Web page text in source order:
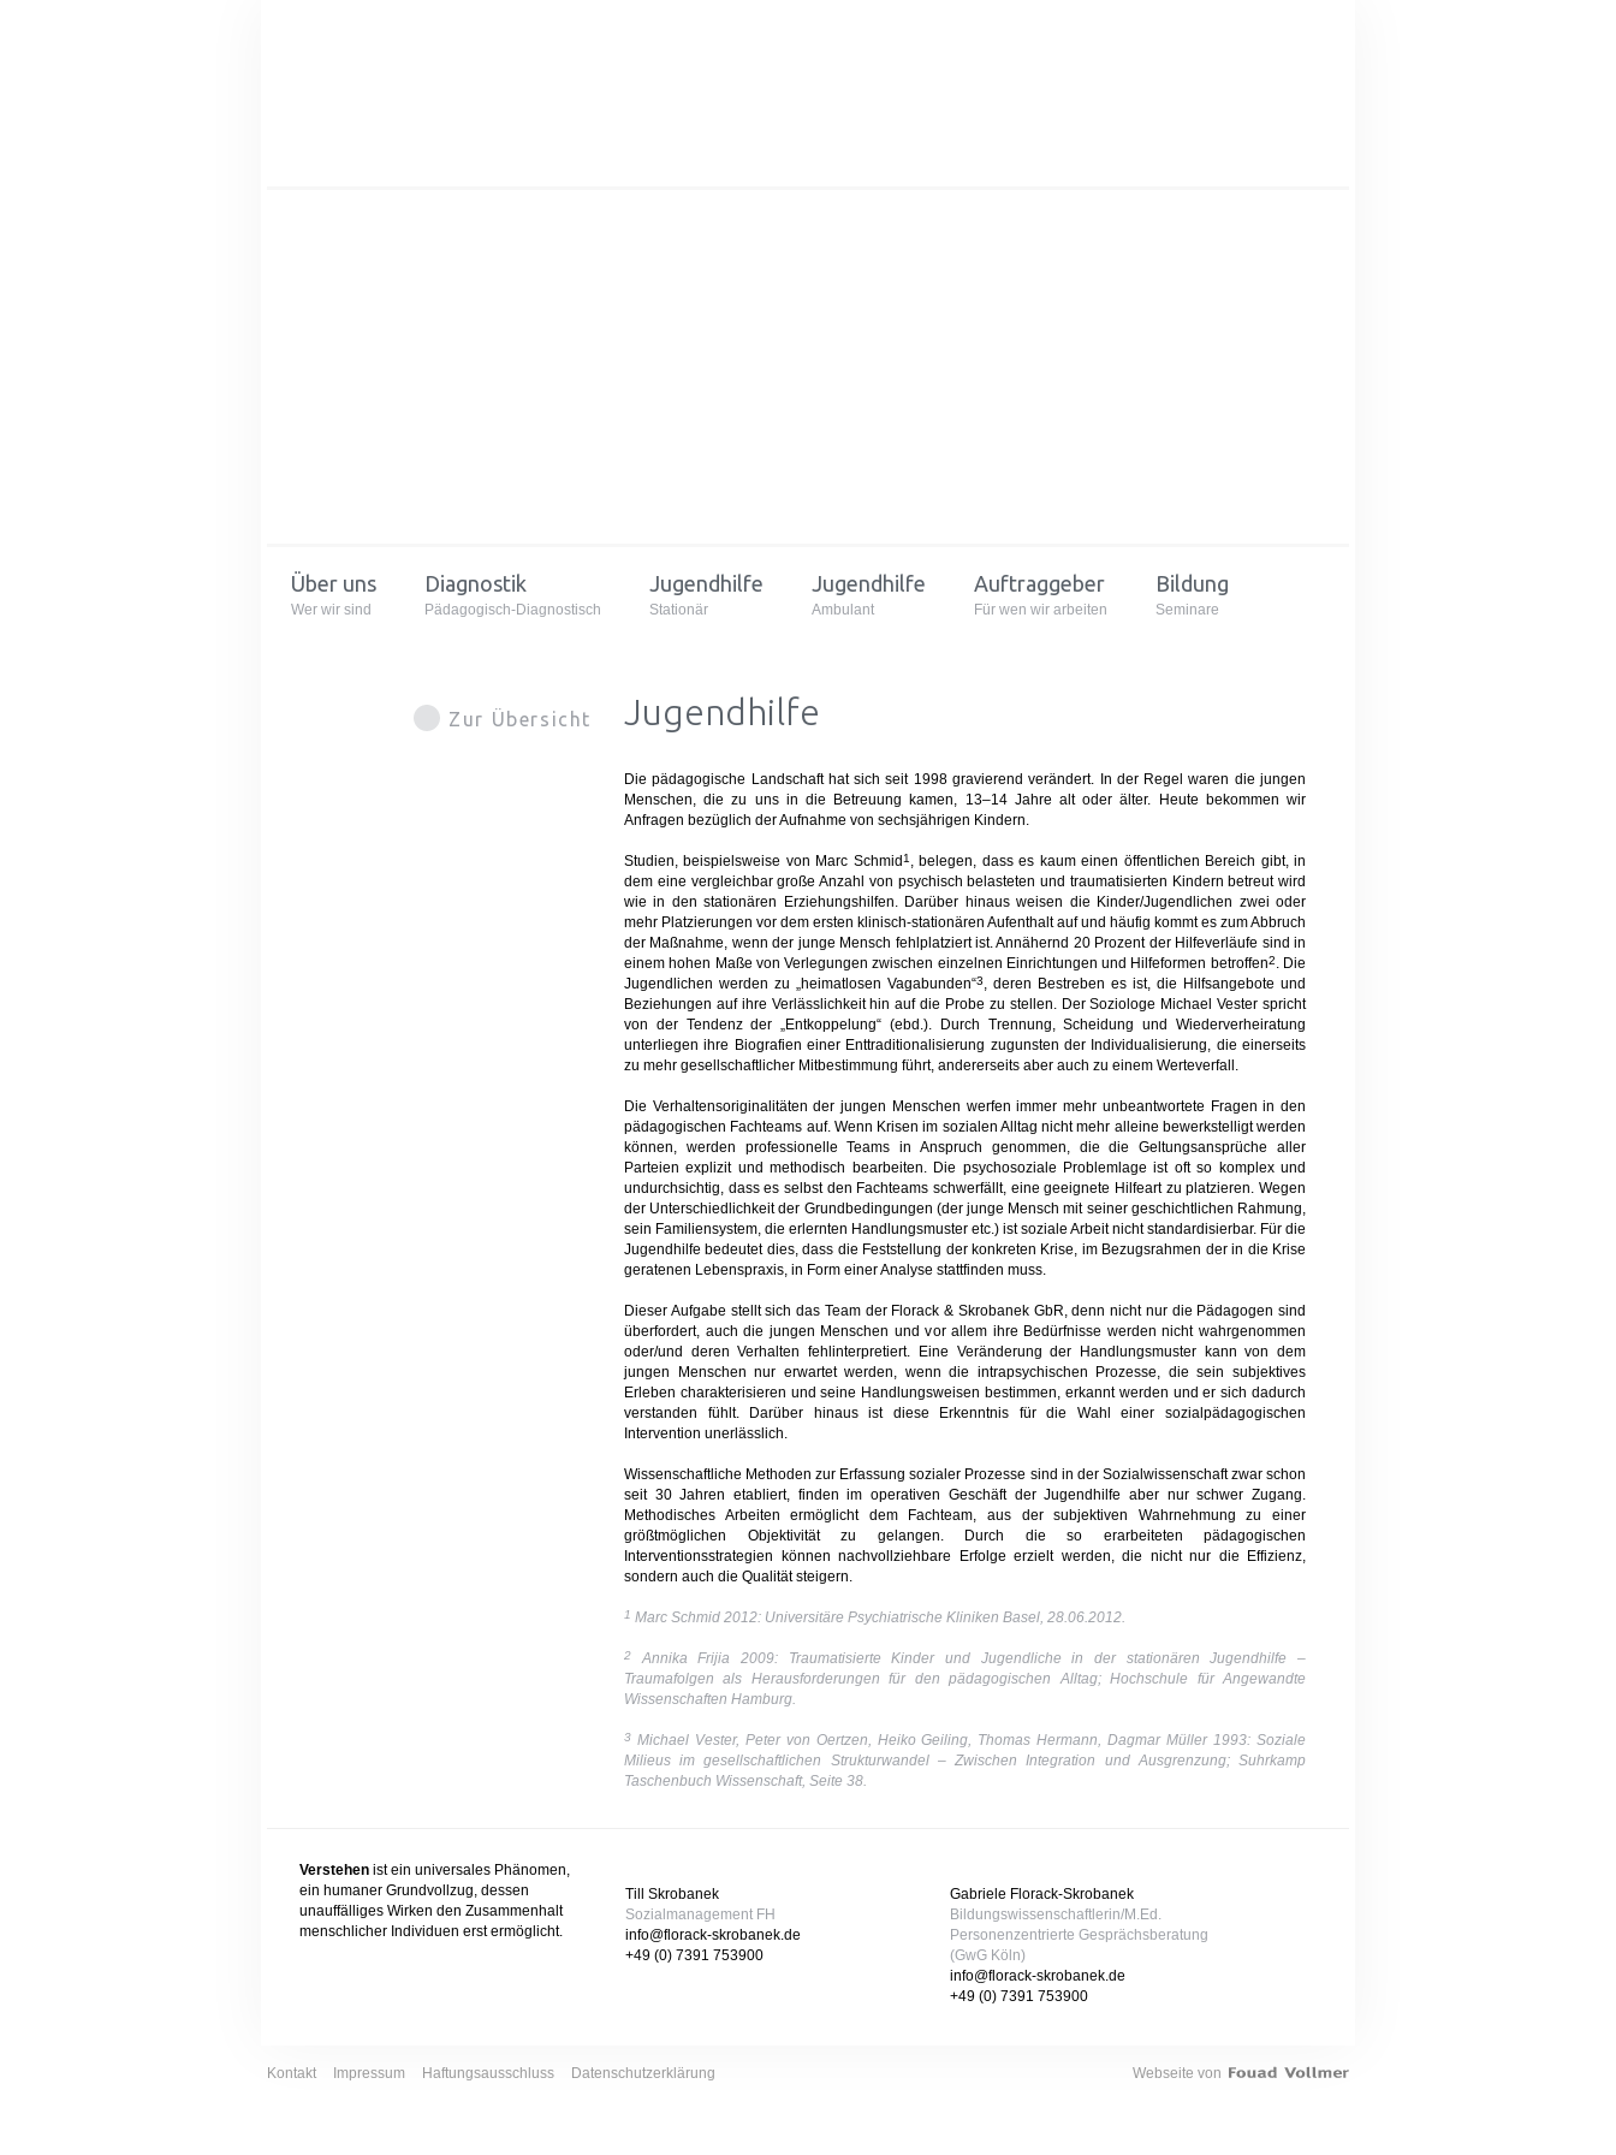
Über uns
Wer wir sind
Diagnostik
Pädagogisch-Diagnostisch
Jugendhilfe
Stationär
Jugendhilfe
Ambulant
Auftraggeber
Für wen wir arbeiten
Bildung
Seminare
Jugendhilfe
Zur Übersicht
Die pädagogische Landschaft hat sich seit 1998 gravierend verändert. In der Regel waren die jungen
Menschen, die zu uns in die Betreuung kamen, 13–14 Jahre alt oder älter. Heute bekommen wir
Anfragen bezüglich der Aufnahme von sechsjährigen Kindern.
Studien, beispielsweise von Marc Schmid 1 , belegen, dass es kaum einen öffentlichen Bereich gibt, in
dem eine vergleichbar große Anzahl von psychisch belasteten und traumatisierten Kindern betreut wird
wie in den stationären Erziehungshilfen. Darüber hinaus weisen die Kinder/Jugendlichen zwei oder
mehr Platzierungen vor dem ersten klinisch-stationären Aufenthalt auf und häufig kommt es zum Abbruch
der Maßnahme, wenn der junge Mensch fehlplatziert ist. Annähernd 20 Prozent der Hilfeverläufe sind in
einem hohen Maße von Verlegungen zwischen einzelnen Einrichtungen und Hilfeformen betroffen2. Die
Jugendlichen werden zu „heimatlosen Vagabunden“3, deren Bestreben es ist, die Hilfsangebote und
Beziehungen auf ihre Verlässlichkeit hin auf die Probe zu stellen. Der Soziologe Michael Vester spricht
von der Tendenz der „Entkoppelung“ (ebd.). Durch Trennung, Scheidung und Wiederverheiratung
unterliegen ihre Biografien einer Enttraditionalisierung zugunsten der Individualisierung, die einerseits
zu mehr gesellschaftlicher Mitbestimmung führt, andererseits aber auch zu einem Werteverfall.
Die Verhaltensoriginalitäten der jungen Menschen werfen immer mehr unbeantwortete Fragen in den
pädagogischen Fachteams auf. Wenn Krisen im sozialen Alltag nicht mehr alleine bewerkstelligt werden
können, werden professionelle Teams in Anspruch genommen, die die Geltungsansprüche aller
Parteien explizit und methodisch bearbeiten. Die psychosoziale Problemlage ist oft so komplex und
undurchsichtig, dass es selbst den Fachteams schwerfällt, eine geeignete Hilfeart zu platzieren. Wegen
der Unterschiedlichkeit der Grundbedingungen (der junge Mensch mit seiner geschichtlichen Rahmung,
sein Familiensystem, die erlernten Handlungsmuster etc.) ist soziale Arbeit nicht standardisierbar. Für die
Jugendhilfe bedeutet dies, dass die Feststellung der konkreten Krise, im Bezugsrahmen der in die Krise
geratenen Lebenspraxis, in Form einer Analyse stattfinden muss.
Dieser Aufgabe stellt sich das Team der Florack & Skrobanek GbR, denn nicht nur die Pädagogen sind
überfordert, auch die jungen Menschen und vor allem ihre Bedürfnisse werden nicht wahrgenommen
oder/und deren Verhalten fehlinterpretiert. Eine Veränderung der Handlungsmuster kann von dem
jungen Menschen nur erwartet werden, wenn die intrapsychischen Prozesse, die sein subjektives
Erleben charakterisieren und seine Handlungsweisen bestimmen, erkannt werden und er sich dadurch
verstanden fühlt. Darüber hinaus ist diese Erkenntnis für die Wahl einer sozialpädagogischen
Intervention unerlässlich.
Wissenschaftliche Methoden zur Erfassung sozialer Prozesse sind in der Sozialwissenschaft zwar schon
seit 30 Jahren etabliert, finden im operativen Geschäft der Jugendhilfe aber nur schwer Zugang.
Methodisches Arbeiten ermöglicht dem Fachteam, aus der subjektiven Wahrnehmung zu einer
größtmöglichen Objektivität zu gelangen. Durch die so erarbeiteten pädagogischen
Interventionsstrategien können nachvollziehbare Erfolge erzielt werden, die nicht nur die Effizienz,
sondern auch die Qualität steigern.
1 Marc Schmid 2012: Universitäre Psychiatrische Kliniken Basel, 28.06.2012.
2
Annika Frijia 2009: Traumatisierte Kinder und Jugendliche in der stationären Jugendhilfe –
Traumafolgen als Herausforderungen für den pädagogischen Alltag; Hochschule für Angewandte
Wissenschaften Hamburg.
3 Michael Vester, Peter von Oertzen, Heiko Geiling, Thomas Hermann, Dagmar Müller 1993: Soziale
Milieus im gesellschaftlichen Strukturwandel – Zwischen Integration und Ausgrenzung; Suhrkamp
Taschenbuch Wissenschaft, Seite 38.
Verstehen ist ein universales Phänomen,
ein humaner Grundvollzug, dessen
unauffälliges Wirken den Zusammenhalt
menschlicher Individuen erst ermöglicht.
Till Skrobanek
Sozialmanagement FH
info@florack-skrobanek.de
+49 (0) 7391 753900
Gabriele Florack-Skrobanek
Bildungswissenschaftlerin/M.Ed.
Personenzentrierte Gesprächsberatung
(GwG Köln)
info@florack-skrobanek.de
+49 (0) 7391 753900
Kontakt Impressum Haftungsausschluss Datenschutzerklärung Webseite von